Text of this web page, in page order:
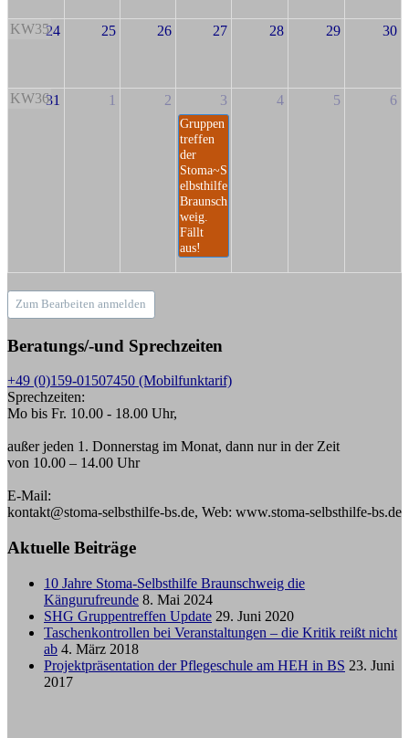
KW3524 25 26 27 28 29 30
KW3631 1 2 3
Gruppen
treffen
der
Stoma~S
elbsthilfe
Braunsch
weig.
Fällt
aus!
4 5 6
Zum Bearbeiten anmelden
Beratungs/-und Sprechzeiten
+49 (0)159-01507450 (Mobilfunktarif)
Sprechzeiten:
Mo bis Fr. 10.00 - 18.00 Uhr,
außer jeden 1. Donnerstag im Monat, dann nur in der Zeit
von 10.00 – 14.00 Uhr
E-Mail:
kontakt@stoma-selbsthilfe-bs.de, Web: www.stoma-selbsthilfe-bs.de
Aktuelle Beiträge
10 Jahre Stoma-Selbsthilfe Braunschweig die
Kängurufreunde 8. Mai 2024
SHG Gruppentreffen Update 29. Juni 2020
Taschenkontrollen bei Veranstaltungen – die Kritik reißt nicht
ab 4. März 2018
Projektpräsentation der Pflegeschule am HEH in BS 23. Juni
2017